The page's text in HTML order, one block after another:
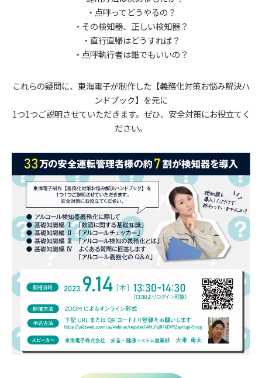
・点呼ってどうやるの？
・その検知器、正しい検知器？
・直行直帰はどうすれば？
・点呼執行者は誰でもいいの？
これらの疑問に、東海電子が制作した【義務化対策お悩み解決ハ
ンドブック】を元に
1つ1つご説明させていただきます。ぜひ、安全対策にお役立てく
ださい。